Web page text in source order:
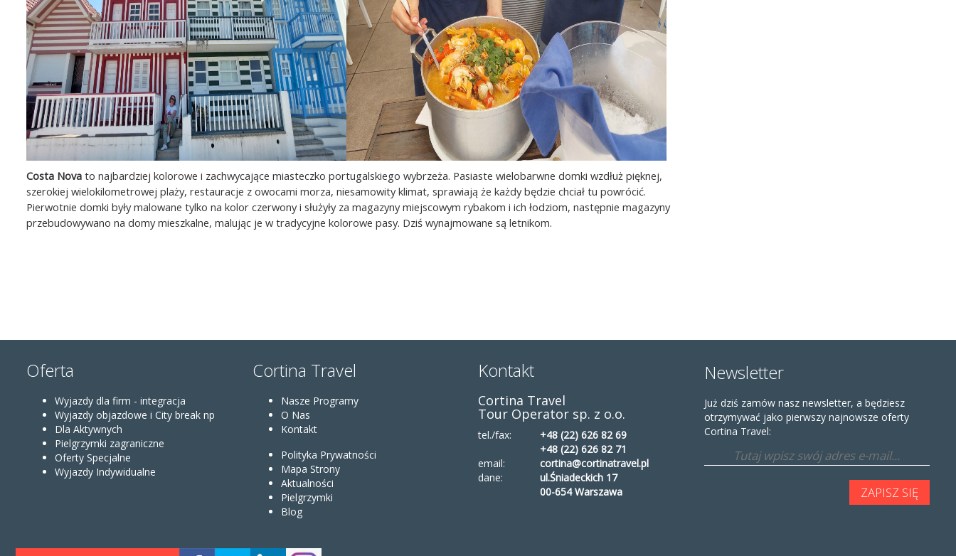
Costa Nova to najbardziej kolorowe i zachwycające miasteczko portugalskiego wybrzeża. Pasiaste wielobarwne domki wzdłuż pięknej,
szerokiej wielokilometrowej plaży, restauracje z owocami morza, niesamowity klimat, sprawiają że każdy będzie chciał tu powrócić.
Pierwotnie domki były malowane tylko na kolor czerwony i służyły za magazyny miejscowym rybakom i ich łodziom, następnie magazyny
przebudowywano na domy mieszkalne, malując je w tradycyjne kolorowe pasy. Dziś wynajmowane są letnikom.
Oferta
Wyjazdy dla firm - integracja
Wyjazdy objazdowe i City break np
Dla Aktywnych
Pielgrzymki zagraniczne
Oferty Specjalne
Wyjazdy Indywidualne
Cortina Travel
Nasze Programy
O Nas
Kontakt
Polityka Prywatności
Mapa Strony
Aktualności
Pielgrzymki
Blog
Kontakt
Cortina Travel
Tour Operator sp. z o.o.
tel./fax:
+48 (22) 626 82 69
+48 (22) 626 82 71
email:
cortina@cortinatravel.pl
dane:
ul.Śniadeckich 17
00-654 Warszawa
Newsletter
Już dziś zamów nasz newsletter, a będziesz
otrzymywać jako pierwszy najnowsze oferty
Cortina Travel: